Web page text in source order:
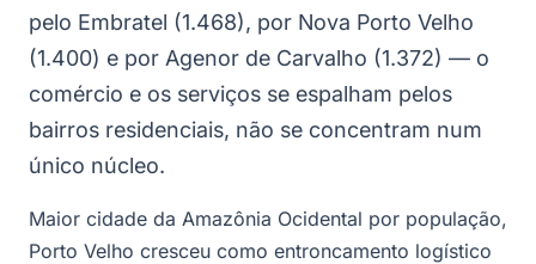
pelo Embratel (1.468), por Nova Porto Velho
(1.400) e por Agenor de Carvalho (1.372) — o
comércio e os serviços se espalham pelos
bairros residenciais, não se concentram num
único núcleo.
Maior cidade da Amazônia Ocidental por população,
Porto Velho cresceu como entroncamento logístico